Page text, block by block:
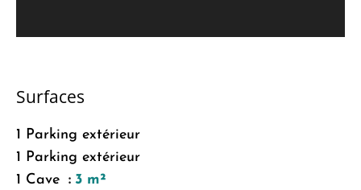
Surfaces
1 Parking extérieur
1 Parking extérieur
1 Cave
3 m²